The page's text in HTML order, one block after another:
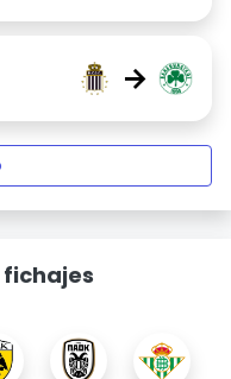
→
fichajes